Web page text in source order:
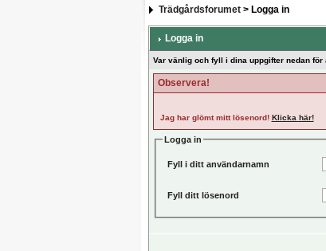
Trädgårdsforumet> Logga in
Logga in
Var vänlig och fyll i dina uppgifter nedan för
Observera!
Jag har glömt mitt lösenord! Klicka här!
Logga in
Fyll i ditt användarnamn
Fyll ditt lösenord